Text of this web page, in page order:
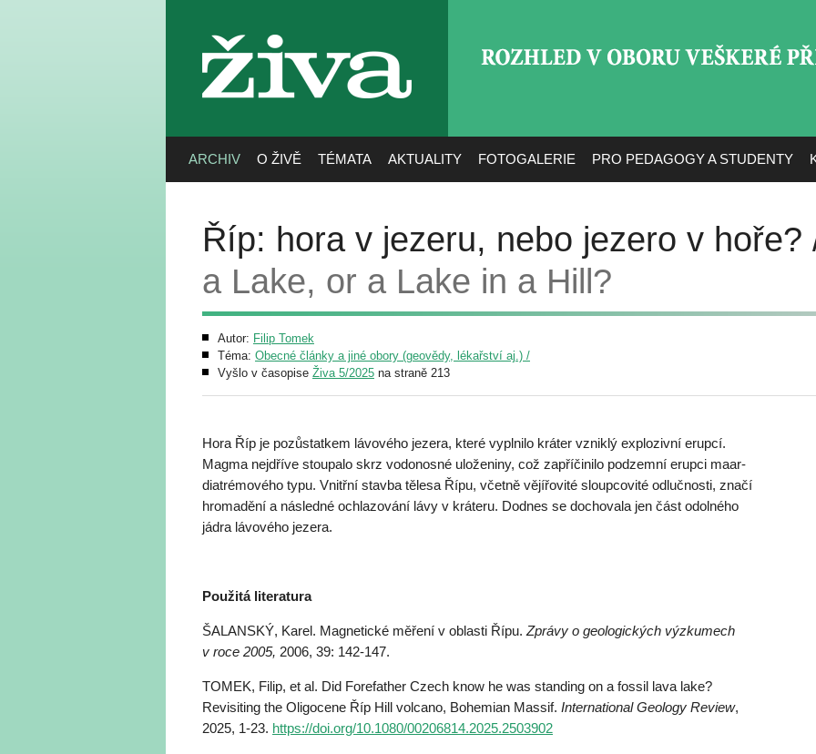
živa
ARCHIV O ŽIVĚ TÉMATA AKTUALITY FOTOGALERIE PRO PEDAGOGY A STUDENTY
Říp: hora v jezeru, nebo jezero v
a Lake, or a Lake in a Hill?
Autor: Filip Tomek
Téma: Obecné články a jiné obory (geovědy, lékařství aj.) /
Vyšlo v časopise Živa 5/2025 na straně 213
Hora Říp je pozůstatkem lávového jezera, které vyplnilo kráter vzniklý explozivní erupcí.
Magma nejdříve stoupalo skrz vodonosné uloženiny, což zapříčinilo podzemní erupci maar-
diatrémového typu. Vnitřní stavba tělesa Řípu, včetně vějířovité sloupcovité odlučnosti, značí
hromadění a následné ochlazování lávy v kráteru. Dodnes se dochovala jen část odolného
jádra lávového jezera.
Použitá literatura
ŠALANSKÝ, Karel. Magnetické měření v oblasti Řípu. Zprávy o geologických výzkumech
v roce 2005, 2006, 39: 142-147.
TOMEK, Filip, et al. Did Forefather Czech know he was standing on a fossil lava lake?
Revisiting the Oligocene Říp Hill volcano, Bohemian Massif. International Geology Review,
2025, 1-23. https://doi.org/10.1080/00206814.2025.2503902